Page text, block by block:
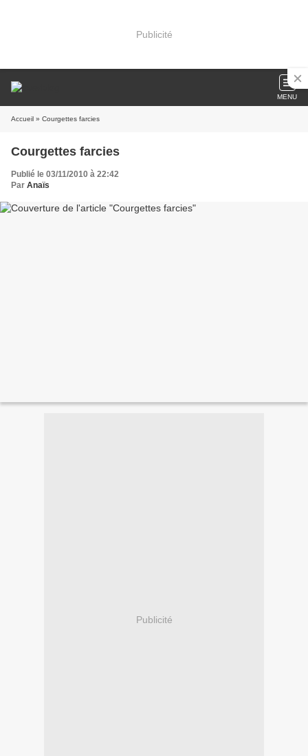
Publicité
MENU
Accueil » Courgettes farcies
Courgettes farcies
Publié le 03/11/2010 à 22:42
Par Anaïs
Publicité